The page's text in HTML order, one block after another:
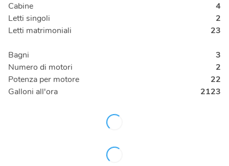
Cabine
4
Letti singoli
2
Letti matrimoniali
23
Bagni
3
Numero di motori
2
Potenza per motore
22
Galloni all'ora
2123